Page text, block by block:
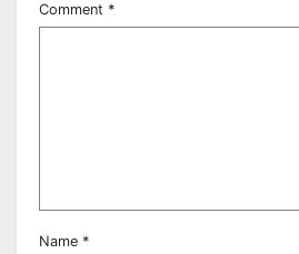
Comment *
Name *